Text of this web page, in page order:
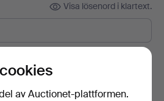
Visa lösenord i klartext.
nyhetsbrev.
prenumerationen.
av Auctionet-plattformen.